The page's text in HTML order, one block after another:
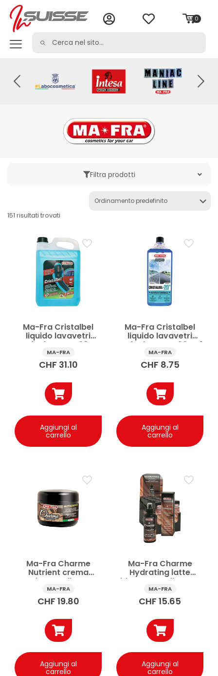
0
Filtra prodotti
151 risultati trovati
Ma-Fra Cristalbel
liquido lavavetri
antigelo auto -20°C
5 l
MA-FRA
CHF 31.10
Aggiungi al
carrello
Ma-Fra Cristalbel
liquido lavavetri
antigelo auto -20°C 1
l
MA-FRA
CHF 8.75
Aggiungi al
carrello
Ma-Fra Charme
Nutrient crema
nutriente pelle auto
150 ml
MA-FRA
CHF 19.80
Aggiungi al
carrello
Ma-Fra Charme
Hydrating latte
idratante pelle auto
150 ml
MA-FRA
CHF 15.65
Aggiungi al
carrello